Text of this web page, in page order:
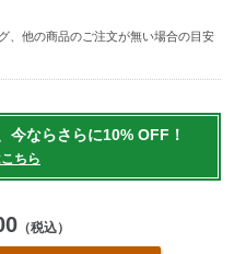
今ならさらに10% OFF！
ちら
（税込）